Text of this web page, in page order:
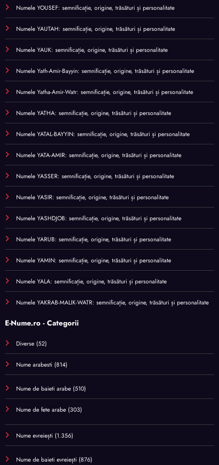
Numele YOUSEF: semnificație, origine, trăsături și personalitate
Numele YAUTAH: semnificație, origine, trăsături și personalitate
Numele YAUK: semnificație, origine, trăsături și personalitate
Numele Yath-Amir-Bayyin: semnificație, origine, trăsături și personalitate
Numele Yatha-Amir-Watr: semnificație, origine, trăsături și personalitate
Numele YATHA: semnificație, origine, trăsături și personalitate
Numele YATAL-BAYYIN: semnificație, origine, trăsături și personalitate
Numele YATA-AMIR: semnificație, origine, trăsături și personalitate
Numele YASSER: semnificație, origine, trăsături și personalitate
Numele YASIR: semnificație, origine, trăsături și personalitate
Numele YASHDJOB: semnificație, origine, trăsături și personalitate
Numele YARUB: semnificație, origine, trăsături și personalitate
Numele YAMIN: semnificație, origine, trăsături și personalitate
Numele YALA: semnificație, origine, trăsături și personalitate
Numele YAKRAB-MALIK-WATR: semnificație, origine, trăsături și personalitate
E-Nume.ro - Categorii
Diverse (52)
Nume arabesti (814)
Nume de baieti arabe (510)
Nume de fete arabe (303)
Nume evreiești (1.356)
Nume de baieti evreiești (876)